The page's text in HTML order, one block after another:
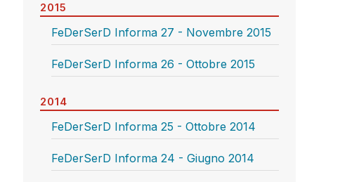
2015
FeDerSerD Informa 27 - Novembre 2015
FeDerSerD Informa 26 - Ottobre 2015
2014
FeDerSerD Informa 25 - Ottobre 2014
FeDerSerD Informa 24 - Giugno 2014